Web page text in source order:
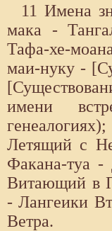
11 Имена
мака -
Тафа-хе-
маи-нуку -
имени
Летящий с
Факана-туа
Витающий в
- Лангеики
Ветра.